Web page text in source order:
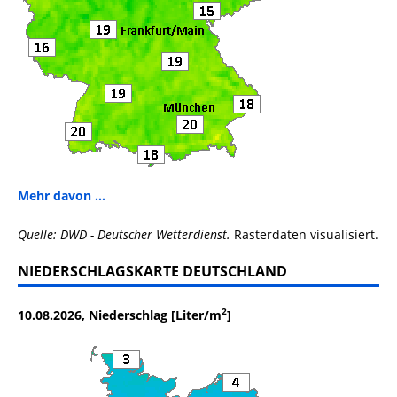
Mehr davon ...
Quelle: DWD - Deutscher Wetterdienst. Rasterdaten visualisiert.
NIEDERSCHLAGSKARTE DEUTSCHLAND
10.08.2026, Niederschlag [Liter/m2]